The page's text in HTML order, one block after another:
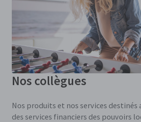
Nos collègues
Nos produits et nos services destinés
des services financiers des pouvoirs